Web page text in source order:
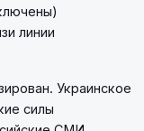
линии
Украинское
силы